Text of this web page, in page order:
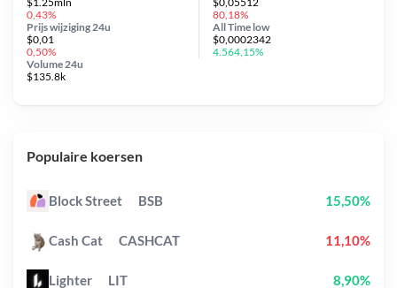
Prijs wijziging 24u
$0,01
0,50%
0,43%
Volume 24u
$135.8k
80,18%
All Time low
$0,0002342
4.564,15%
Populaire koersen
Block Street BSB 15,50%
Cash Cat CASHCAT 11,10%
Lighter LIT 8,90%